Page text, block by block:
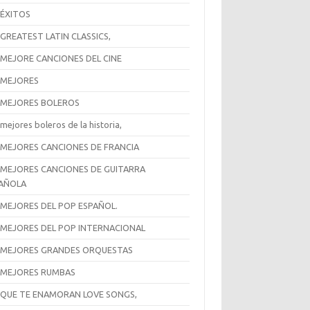
LATIN CLASSICS,
CANCIONES DEL CINE
BOLEROS
boleros de la historia,
CANCIONES DE FRANCIA
CANCIONES DE GUITARRA
DEL POP ESPAÑOL.
DEL POP INTERNACIONAL
GRANDES ORQUESTAS
RUMBAS
TE ENAMORAN LOVE SONGS,